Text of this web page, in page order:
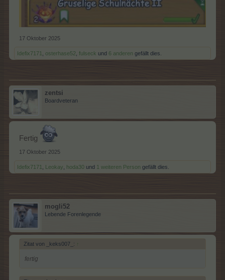
17 Oktober 2025
Idefix7171 osterhase52 fulseck und 6 anderen gefällt dies.
zentsi
Boardveteran
Fertig
17 Oktober 2025
Idefix7171 Leokay hoda30 und 1 weiteren Person gefällt dies.
mogli52
Lebende Forenlegende
Zitat von _keks007_: ↑
fertig